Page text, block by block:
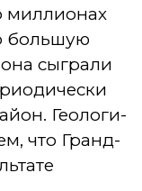
миллионах
большую
сыграли
Геологи-
что Гранд-